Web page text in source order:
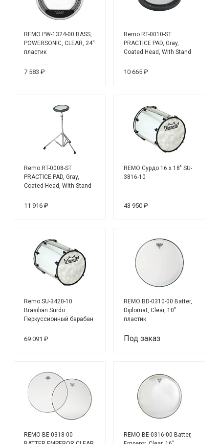
REMO PW-1324-00 BASS,
POWERSONIC, CLEAR, 24''
пластик
7 583 ₽
Remo RT-0010-ST
PRACTICE PAD, Gray,
Coated Head, With Stand
пэд+стойка
10 665 ₽
Remo RT-0008-ST
PRACTICE PAD, Gray,
Coated Head, With Stand
11 916 ₽
REMO Сурдо 16 x 18" SU-
3816-10
43 950 ₽
Remo SU-3420-10
Brasilian Surdo
Перкуссионный барабан
69 091 ₽
REMO BD-0310-00 Batter,
Diplomat, Clear, 10"
пластик
Под заказ
REMO BE-0318-00
REMO BE-0316-00 Batter,